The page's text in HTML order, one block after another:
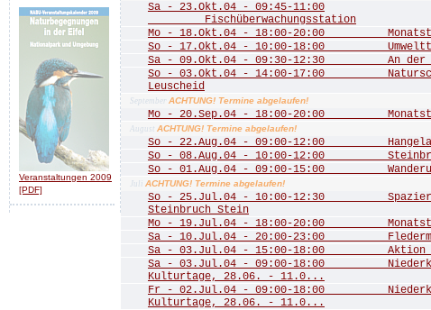
Veranstaltungen 2009
[PDF]
Sa - 23.Okt.04 - 09:45-11:00
Fischüberwachungsstation
Mo - 18.Okt.04 - 18:00-20:00
So - 17.Okt.04 - 10:00-18:00
Sa - 09.Okt.04 - 09:30-12:30 An der
So - 03.Okt.04 - 14:00-17:00
Leuscheid
September ACHTUNG! Termine abgelaufen!
Mo - 20.Sep.04 - 18:00-20:00
August ACHTUNG! Termine abgelaufen!
So - 22.Aug.04 - 09:00-12:00
So - 08.Aug.04 - 10:00-12:00
So - 01.Aug.04 - 09:00-15:00
Juli ACHTUNG! Termine abgelaufen!
So - 25.Jul.04 - 10:00-12:30
Steinbruch Stein
Mo - 19.Jul.04 - 18:00-20:00
Sa - 10.Jul.04 - 20:00-23:00
Sa - 03.Jul.04 - 15:00-18:00 Aktion
Sa - 03.Jul.04 - 09:00-18:00
Kulturtage, 28.06. - 11.0...
Fr - 02.Jul.04 - 09:00-18:00
Kulturtage, 28.06. - 11.0...